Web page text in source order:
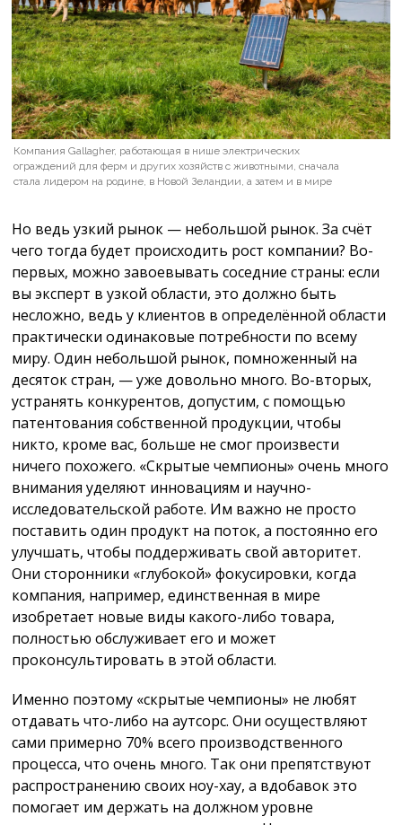
Компания Gallagher, работающая в нише электрических
ограждений для ферм и других хозяйств с животными, сначала
стала лидером на родине, в Новой Зеландии, а затем и в мире
Но ведь узкий рынок — небольшой рынок. За счёт
чего тогда будет происходить рост компании? Во-
первых, можно завоевывать соседние страны: если
вы эксперт в узкой области, это должно быть
несложно, ведь у клиентов в определённой области
практически одинаковые потребности по всему
миру. Один небольшой рынок, помноженный на
десяток стран, — уже довольно много. Во-вторых,
устранять конкурентов, допустим, с помощью
патентования собственной продукции, чтобы
никто, кроме вас, больше не смог произвести
ничего похожего. «Скрытые чемпионы» очень много
внимания уделяют инновациям и научно-
исследовательской работе. Им важно не просто
поставить один продукт на поток, а постоянно его
улучшать, чтобы поддерживать свой авторитет.
Они сторонники «глубокой» фокусировки, когда
компания, например, единственная в мире
изобретает новые виды какого-либо товара,
полностью обслуживает его и может
проконсультировать в этой области.
Именно поэтому «скрытые чемпионы» не любят
отдавать что-либо на аутсорс. Они осуществляют
сами примерно 70% всего производственного
процесса, что очень много. Так они препятствуют
распространению своих ноу-хау, а вдобавок это
помогает им держать на должном уровне